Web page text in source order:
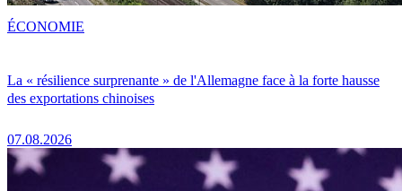
La « résilience surprenante » de l'Allemagne face à la forte hausse
des exportations chinoises
07.08.2026
ÉCONOMIE